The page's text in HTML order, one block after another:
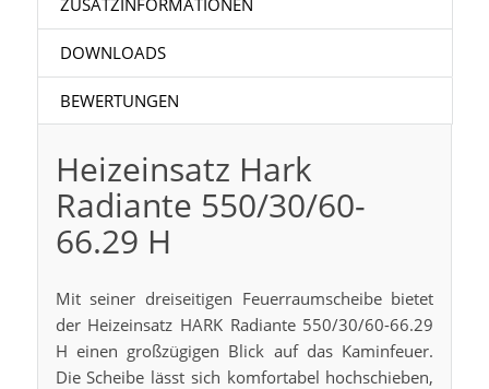
DOWNLOADS
BEWERTUNGEN
Heizeinsatz Hark
Radiante 550/30/60-
66.29 H
Mit seiner dreiseitigen Feuerraumscheibe bietet
der Heizeinsatz HARK Radiante 550/30/60-66.29
H einen großzügigen Blick auf das Kaminfeuer.
Die Scheibe lässt sich komfortabel hochschieben,